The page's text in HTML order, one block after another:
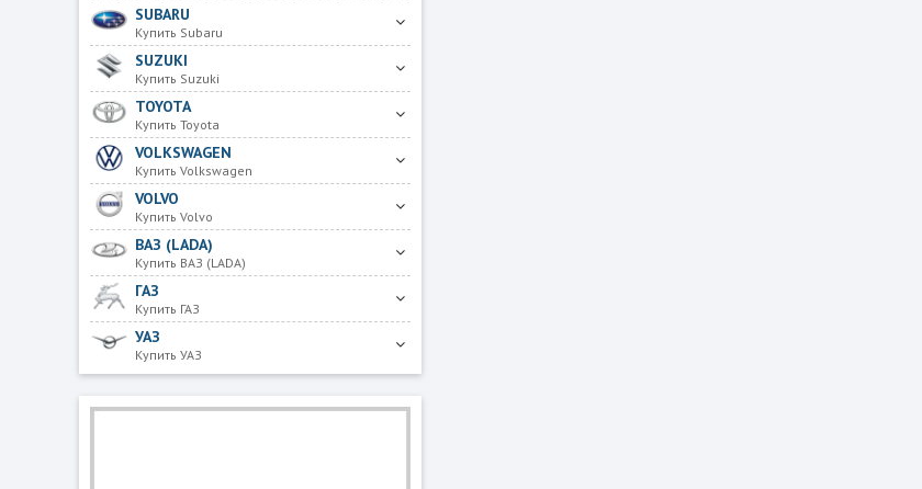
SUBARU
Купить Subaru
SUZUKI
Купить Suzuki
TOYOTA
Купить Toyota
VOLKSWAGEN
Купить Volkswagen
VOLVO
Купить Volvo
ВАЗ (LADA)
Купить ВАЗ (LADA)
ГАЗ
Купить ГАЗ
УАЗ
Купить УАЗ